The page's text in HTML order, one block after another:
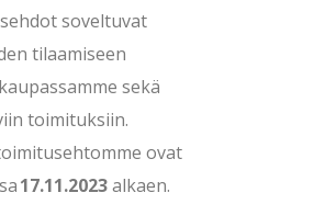
YHTEYSTIEDOT
VARAA AIKA
VERKKOKAUPPA
Ostoskori
soveltuvat
tilaamiseen
sekä
toimituksiin.
ovat
17.11.2023alkaen.